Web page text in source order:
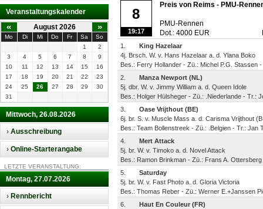
Veranstaltungskalender
« August 2026 »
Mo Di Mi Do Fr Sa
So
1
2
3
4 5 6 7 8
9
10
11 12 13 14 15
16
17
18 19 20 21 22
23
24
25 26 27 28 29
30
31
Mittwoch, 26.08.2026
› Ausschreibung
› Online-Starterangabe
LETZTE VERANSTALTUNG:
Montag, 27.07.2026
› Rennbericht
8
19:17
Preis von Reims - PMU-
PMU-Rennen
Dot.: 4000 EUR
1.
King Hazelaar
4j. Brsch. W. v. Hans Hazelaar a. d. Ylana Boko
Bes.: Ferry Hollander - Zü.: Michel P.G. Stassen
2.
Manza Newport (NL)
5j. dbr. W. v. Jimmy William a. d. Queen Idole
Bes.: Holger Hülsheger - Zü.: .Niederlande - Tr.:
3.
Oase Vrijthout (BE)
6j. br. S. v. Muscle Mass a. d. Carisma Vrijthout
Bes.: Team Bollenstreek - Zü.: .Belgien - Tr.: Jan
4.
Mert Attack
5j. br. W. v. Timoko a. d. Novel Attack
Bes.: Ramon Brinkman - Zü.: Frans A.
5.
Saturday
5j. br. W. v. Fast Photo a. d. Gloria Victoria
Bes.: Thomas Reber - Zü.: Werner E.+Janssen
6.
Haut En Couleur (FR)